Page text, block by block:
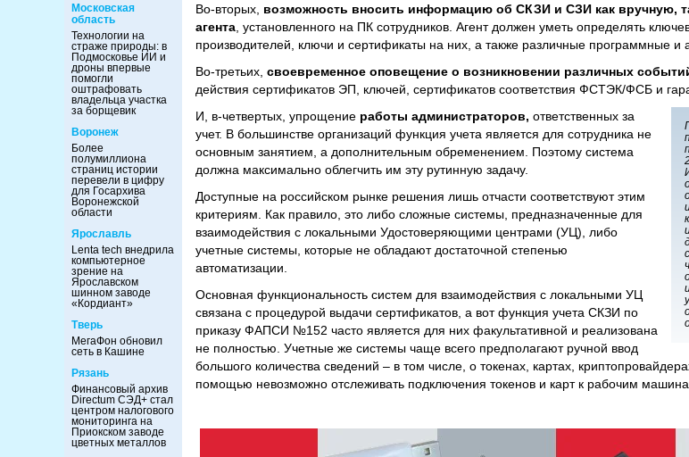
Московская
область
Технологии на
страже природы: в
Подмосковье ИИ и
дроны впервые
помогли
оштрафовать
владельца участка
за борщевик
Воронеж
Более
полумиллиона
страниц истории
перевели в цифру
для Госархива
Воронежской
области
Ярославль
Lenta tech внедрила
компьютерное
зрение на
Ярославском
шинном заводе
«Кордиант»
Тверь
МегаФон обновил
сеть в Кашине
Рязань
Финансовый архив
Directum СЭД+ стал
центром налогового
мониторинга на
Приокском заводе
цветных металлов
Во-вторых, возможность вносить информацию об СКЗИ и СЗИ как вручную,
агента , установленного на ПК сотрудников. Агент должен уметь определять
производителей, ключи и сертификаты на них, а также различные программные
Во-третьих, своевременное оповещение о возникновении различных
действия сертификатов ЭП, ключей, сертификатов соответствия ФСТЭК/ФСБ и
И, в-четвертых, упрощение работы администраторов, ответственных за
учет. В большинстве организаций функция учета является для сотрудника не
основным занятием, а дополнительным обременением. Поэтому система
должна максимально облегчить им эту рутинную задачу.
Доступные на российском рынке решения лишь отчасти соответствуют этим
критериям. Как правило, это либо сложные системы, предназначенные для
взаимодействия с локальными Удостоверяющими центрами (УЦ), либо
учетные системы, которые не обладают достаточной степенью
автоматизации.
Основная функциональность систем для взаимодействия с локальными УЦ
связана с процедурой выдачи сертификатов, а вот функция учета СКЗИ по
приказу ФАПСИ №152 часто является для них факультативной и реализована
не полностью. Учетные же системы чаще всего предполагают ручной ввод
большого количества сведений – в том числе, о токенах, картах,
помощью невозможно отслеживать подключения токенов и карт к рабочим